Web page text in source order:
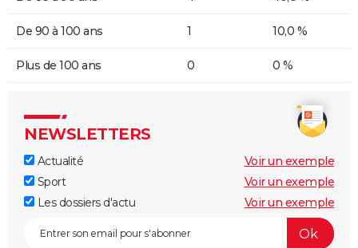
De 90 à 100 ans 1 10,0 %
Plus de 100 ans 0 0 %
NEWSLETTERS
Actualité
Voir un exemple
Sport
Voir un exemple
Les dossiers d'actu
Voir un exemple